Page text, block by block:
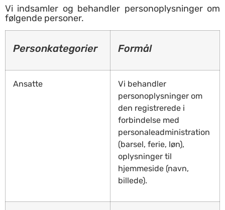
Vi indsamler og behandler personoplysninger om
følgende personer.
Personkategorier Formål
Ansatte
Vi behandler
personoplysninger om
den registrerede i
forbindelse med
personaleadministration
(barsel, ferie, løn),
oplysninger til
hjemmeside (navn,
billede).